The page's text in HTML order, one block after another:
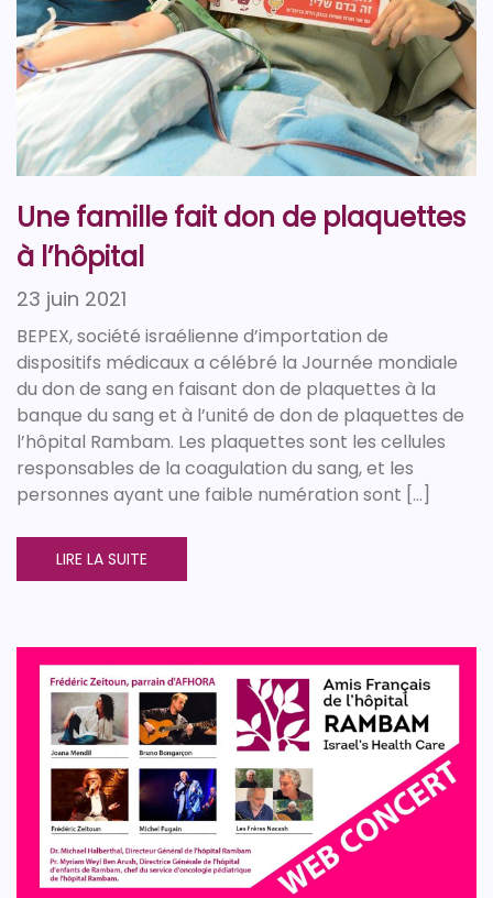
Une famille fait don de plaquettes
à l’hôpital
23 juin 2021
BEPEX, société israélienne d’importation de
dispositifs médicaux a célébré la Journée mondiale
du don de sang en faisant don de plaquettes à la
banque du sang et à l’unité de don de plaquettes de
l’hôpital Rambam. Les plaquettes sont les cellules
responsables de la coagulation du sang, et les
personnes ayant une faible numération sont […]
LIRE LA SUITE